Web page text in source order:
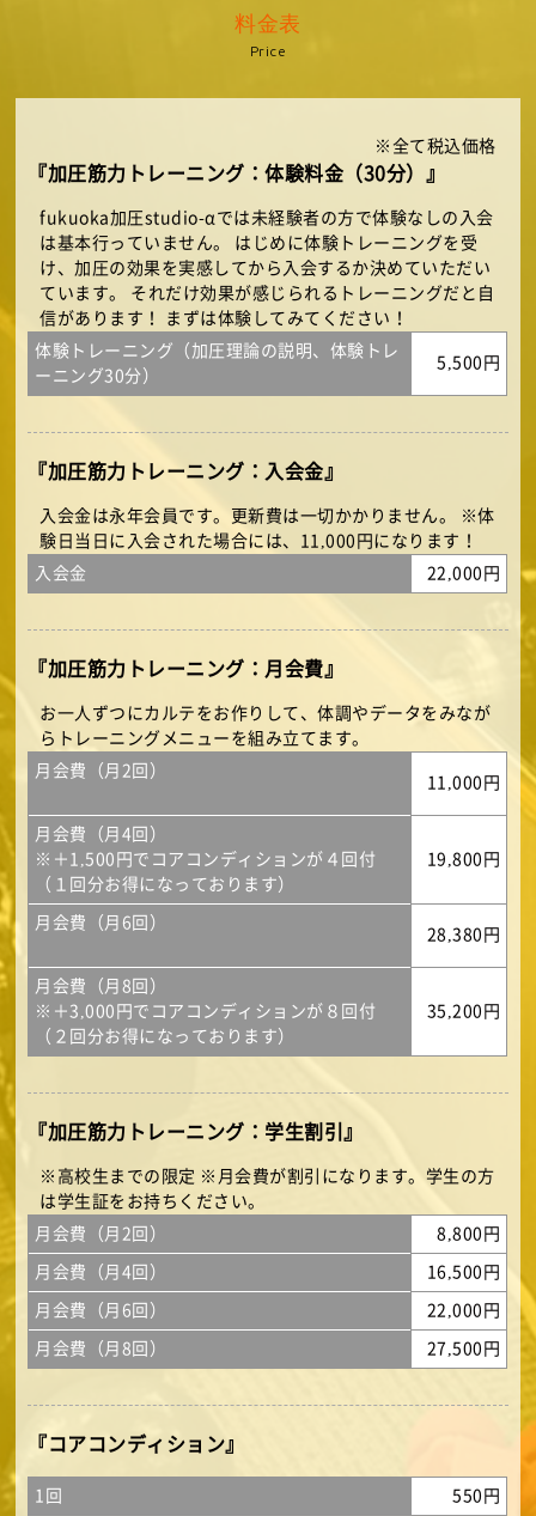
料金表
Price
※全て税込価格
『加圧筋力トレーニング：体験料金（30分）』
fukuoka加圧studio-αでは未経験者の方で体験なしの入会
は基本行っていません。 はじめに体験トレーニングを受
け、加圧の効果を実感してから入会するか決めていただい
ています。 それだけ効果が感じられるトレーニングだと自
信があります！ まずは体験してみてください！
体験トレーニング（加圧理論の説明、体験トレ
ーニング30分）
5,500円
『加圧筋力トレーニング：入会金』
入会金は永年会員です。更新費は一切かかりません。 ※体
験日当日に入会された場合には、11,000円になります！
入会金
22,000円
『加圧筋力トレーニング：月会費』
お一人ずつにカルテをお作りして、体調やデータをみなが
らトレーニングメニューを組み立てます。
月会費（月2回）
11,000円
月会費（月4回）
※＋1,500円でコアコンディションが４回付
（１回分お得になっております）
19,800円
月会費（月6回）
28,380円
月会費（月8回）
※＋3,000円でコアコンディションが８回付
（２回分お得になっております）
35,200円
『加圧筋力トレーニング：学生割引』
※高校生までの限定 ※月会費が割引になります。学生の方
は学生証をお持ちください。
月会費（月2回）
8,800円
月会費（月4回） 16,500円
月会費（月6回） 22,000円
月会費（月8回） 27,500円
『コアコンディション』
1回 550円